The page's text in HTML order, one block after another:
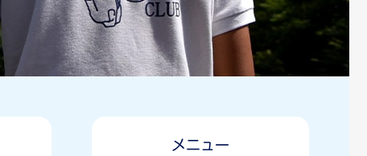
メニュー